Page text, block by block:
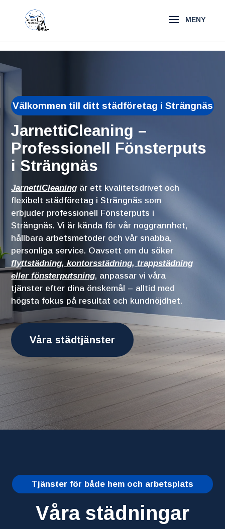
Välkommen till ditt städföretag i Strängnäs
JarnettiCleaning –
Professionell Fönsterputs
i Strängnäs
JarnettiCleaning är ett kvalitetsdrivet och
flexibelt städföretag i Strängnäs som
erbjuder professionell Fönsterputs i
Strängnäs. Vi är kända för vår noggrannhet,
hållbara arbetsmetoder och vår snabba,
personliga service. Oavsett om du söker
flyttstädning,kontorsstädning, trappstädning
ellerfönsterputsning, anpassar vi våra
tjänster efter dina önskemål – alltid med
högsta fokus på resultat och kundnöjdhet.
Våra städtjänster
Tjänster för både hem och arbetsplats
Våra städningar